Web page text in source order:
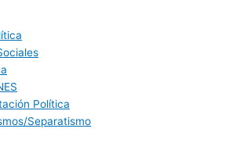
Política
Separatismo